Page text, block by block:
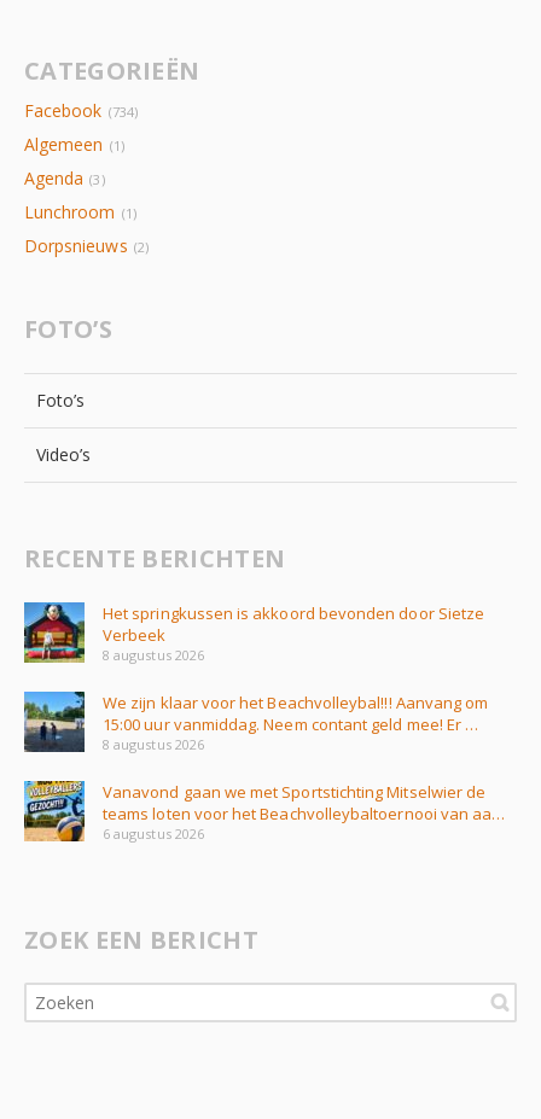
CATEGORIEËN
Facebook (734)
Algemeen (1)
Agenda (3)
Lunchroom (1)
Dorpsnieuws (2)
FOTO’S
Foto’s
Video’s
RECENTE BERICHTEN
Het springkussen is akkoord bevonden door Sietze
Verbeek
8 augustus 2026
We zijn klaar voor het Beachvolleybal!!! Aanvang om
15:00 uur vanmiddag. Neem contant geld mee! Er …
8 augustus 2026
Vanavond gaan we met Sportstichting Mitselwier de
teams loten voor het Beachvolleybaltoernooi van aa…
6 augustus 2026
ZOEK EEN BERICHT